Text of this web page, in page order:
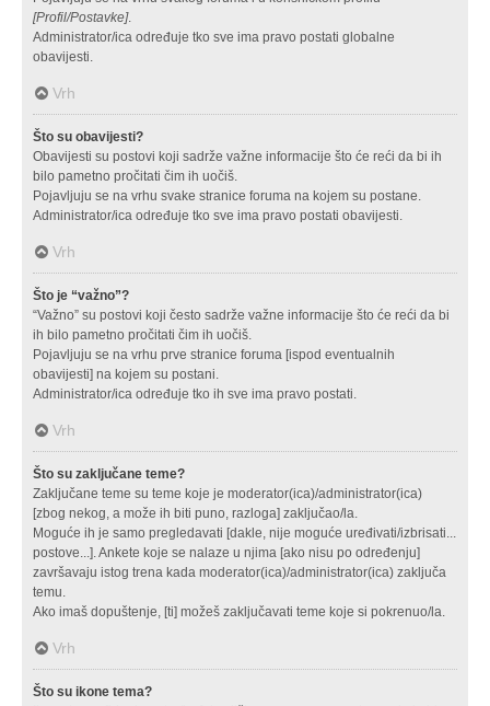
[Profil/Postavke].
Administrator/ica određuje tko sve ima pravo postati globalne
obavijesti.
Vrh
Što su obavijesti?
Obavijesti su postovi koji sadrže važne informacije što će reći da bi ih
bilo pametno pročitati čim ih uočiš.
Pojavljuju se na vrhu svake stranice foruma na kojem su postane.
Administrator/ica određuje tko sve ima pravo postati obavijesti.
Vrh
Što je “važno”?
“Važno” su postovi koji često sadrže važne informacije što će reći da bi
ih bilo pametno pročitati čim ih uočiš.
Pojavljuju se na vrhu prve stranice foruma [ispod eventualnih
obavijesti] na kojem su postani.
Administrator/ica određuje tko ih sve ima pravo postati.
Vrh
Što su zaključane teme?
Zaključane teme su teme koje je moderator(ica)/administrator(ica)
[zbog nekog, a može ih biti puno, razloga] zaključao/la.
Moguće ih je samo pregledavati [dakle, nije moguće uređivati/izbrisati...
postove...]. Ankete koje se nalaze u njima [ako nisu po određenju]
završavaju istog trena kada moderator(ica)/administrator(ica) zaključa
temu.
Ako imaš dopuštenje, [ti] možeš zaključavati teme koje si pokrenuo/la.
Vrh
Što su ikone tema?